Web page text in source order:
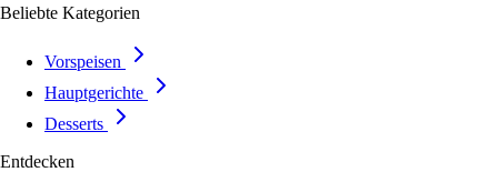
Beliebte Kategorien
Vorspeisen
Hauptgerichte
Desserts
Entdecken